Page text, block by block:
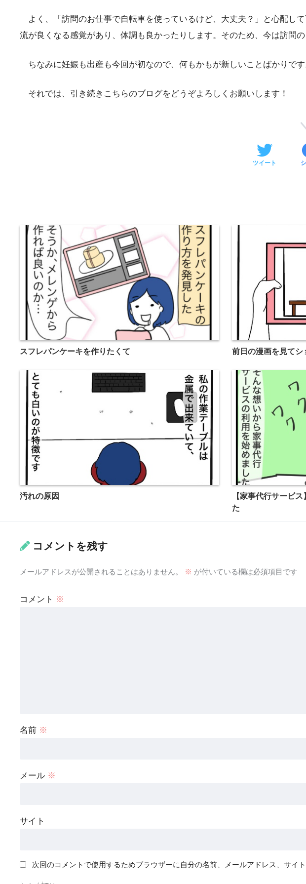
よく、「訪問のお仕事で自転車を使っているけど、大丈夫？」と心配し
流が良くなる感覚があり、体調も良かったりします。そのため、今は訪問
ちなみに妊娠も出産も今回が初なので、何もかもが新しいことばかりで
それでは、引き続きこちらのブログをどうぞよろしくお願いします！
ツイート
スフレパンケーキを作りたくて 前日の漫画を見て
汚れの原因
【家事代行サービ
た
コメントを残す
メールアドレスが公開されることはありません。 ※ が付いている欄は必須項目です
コメント ※
名前 ※
メール ※
サイト
次回のコメントで使用するためブラウザーに自分の名前、メールアドレス、サイト